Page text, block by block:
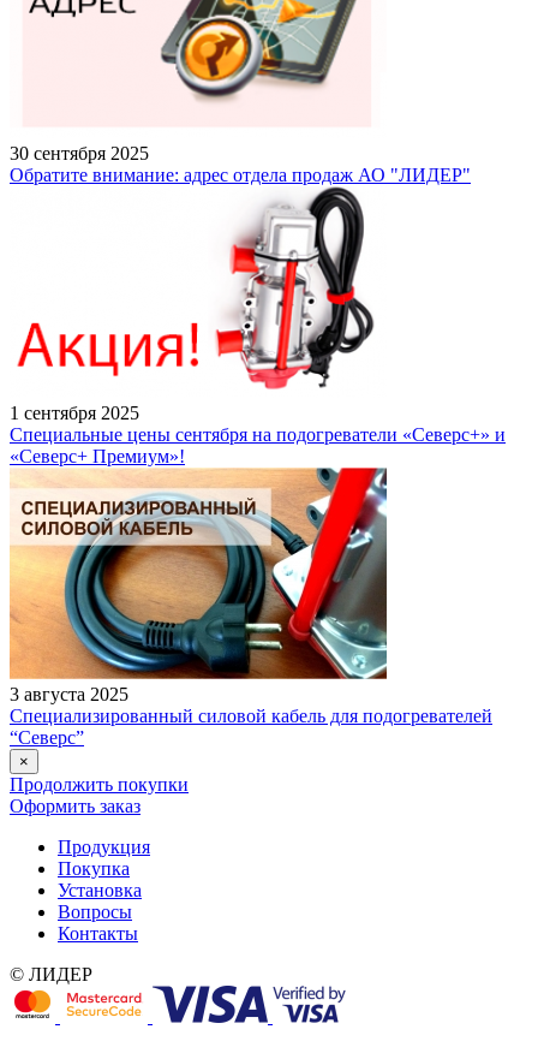
30 сентября 2025
Обратите внимание: адрес отдела продаж АО "ЛИДЕР"
1 сентября 2025
Специальные цены сентября на подогреватели «Северс+» и
«Северс+ Премиум»!
3 августа 2025
Специализированный силовой кабель для подогревателей
“Северс”
×
Продолжить покупки
Оформить заказ
Продукция
Покупка
Установка
Вопросы
Контакты
© ЛИДЕР